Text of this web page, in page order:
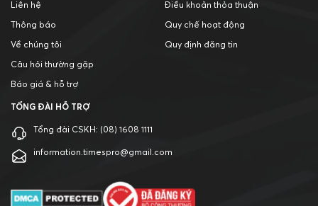
Liên hệ
Thông báo
Về chúng tôi
Câu hỏi thường gặp
Báo giá & hỗ trợ
Điều khoản thỏa thuận
Quy chế hoạt động
Quy định đăng tin
TỔNG ĐÀI HỖ TRỢ
Tổng đài CSKH: (08) 1608 1111
information.timespro@gmail.com